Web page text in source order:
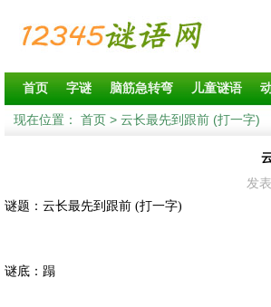
首页 字谜 脑筋急转弯 儿童谜语
现在位置： 首页 > 云长最先到跟前 (打一字)
发
谜题：云长最先到跟前 (打一字)
谜底：蹋